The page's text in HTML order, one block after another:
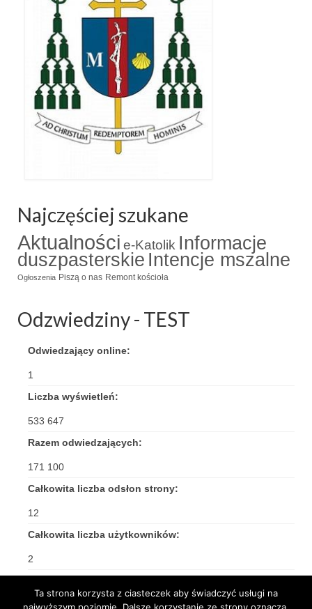
Triduum Św. St. Kostka 2018
Narodowy Dzień Pamięci “Żołnierzy
Wyklętych” 2018
Galerie 2017
Remont plebanii 2017
Wprowadzenie nowego Proboszcza
Zaprzyjaźnione strony
Kontakt
POMOC PSYCHOTERAPEUTY
Najczęściej szukane
Aktualności e-Katolik Informacje
duszpasterskie Intencje mszalne
Ogłoszenia Piszą o nas Remont kościoła
Odzwiedziny - TEST
Odwiedzający online:
1
Liczba wyświetleń:
533 647
Razem odwiedzających:
171 100
Całkowita liczba odsłon strony:
12
Całkowita liczba użytkowników:
2
Ta strona korzysta z ciasteczek aby świadczyć usługi na